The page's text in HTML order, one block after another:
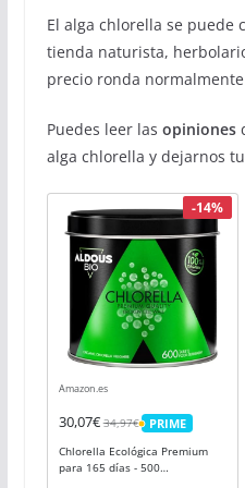
El alga chlorella se puede
tienda naturista,
precio ronda
Puedes leer las opiniones
alga chlorella y dejarnos
-14%
Amazon.es
30,07€34,97€ PRIME
PRIME
Chlorella Ecológica Premium
para 165 días - 500